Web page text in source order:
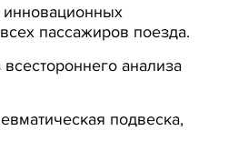
инновационных
пассажиров поезда.
анализа
подвеска,